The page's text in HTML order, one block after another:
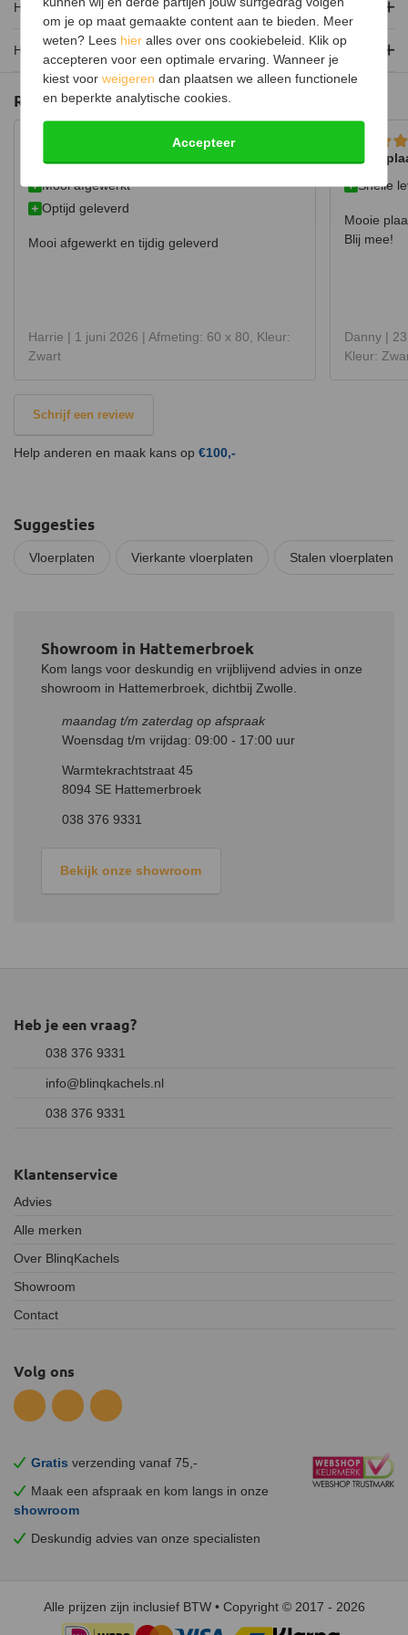
poedercoating is de vloerplaat minder gevoelig voor krassen en is
het beter bestand tegen de hitte.
De plaat is standaard met rechte hoeken, maar is ook te
verkrijgen met afgeronde hoeken.
Hoe installeer ik de vloerplaat?
Hoe wordt de vloerplaat verzonden?
Reviews
Mooi afgewerkt en tijdig geleverd
Harrie | 1 juni 2026 | Afmeting: 60 x 80, Kleur:
Zwart
Mooi afgewerkt
Optijd geleverd
Mooi afgewerkt en tijdig geleverd
Mooie
Danny |
Kleur:
Snelle
Mooie
Blij mee!
Schrijf een review
Help anderen en maak kans op €100,-
Suggesties
Vloerplaten Vierkante vloerplaten Stalen vloerplaten
Showroom in Hattemerbroek
Kom langs voor deskundig en vrijblijvend advies in onze
showroom in Hattemerbroek, dichtbij Zwolle.
maandag t/m zaterdag op afspraak
Woensdag t/m vrijdag: 09:00 - 17:00 uur
Warmtekrachtstraat 45
8094 SE Hattemerbroek
038 376 9331
Bekijk onze showroom
Gratis verzending vanaf 75,-
Maak een afspraak en kom langs in onze
showroom
Deskundig advies van onze specialisten
Heb je een vraag?
038 376 9331
info@blinqkachels.nl
038 376 9331
Klantenservice
Advies
Alle merken
Over BlinqKachels
Showroom
Contact
Volg ons
Alle prijzen zijn inclusief BTW • Copyright © 2017 - 2026
om je op maat gemaakte content aan te bieden. Meer
weten? Lees hier alles over ons cookiebeleid. Klik op
accepteren voor een optimale ervaring. Wanneer je
kiest voorweigeren dan plaatsen we alleen functionele
en beperkte analytische cookies.
Accepteer